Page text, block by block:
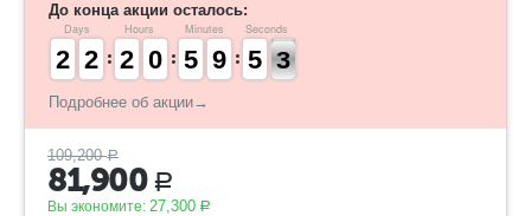
До конца акции осталось:
Days
1
1
2
2 1
1
2
2
Hours
1
1
2
2 9
9
0
0
Minutes
4
4
5
5 8
8
9
9
Seconds
4
4
5
5 3
2
2
Подробнее об акции→
109,200 Р
81,900 Р
Вы экономите: 27,300 Р